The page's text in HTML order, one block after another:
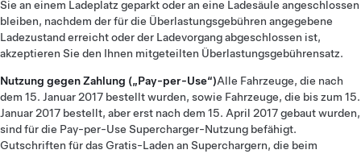
Sie an einem Ladeplatz geparkt oder an eine Ladesäule angeschlossen
bleiben, nachdem der für die Überlastungsgebühren angegebene
Ladezustand erreicht oder der Ladevorgang abgeschlossen ist,
akzeptieren Sie den Ihnen mitgeteilten Überlastungsgebührensatz.
Nutzung gegen Zahlung („Pay-per-Use“)Alle Fahrzeuge, die nach
dem 15. Januar 2017 bestellt wurden, sowie Fahrzeuge, die bis zum 15.
Januar 2017 bestellt, aber erst nach dem 15. April 2017 gebaut wurden,
sind für die Pay-per-Use Supercharger-Nutzung befähigt.
Gutschriften für das Gratis-Laden an Superchargern, die beim